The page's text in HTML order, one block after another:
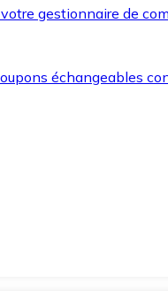
gestionnaire de
échangeables